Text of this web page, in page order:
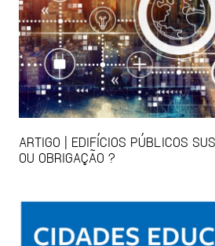
ARTIGO | EDIFÍCIOS PÚBLICOS
OU OBRIGAÇÃO ?